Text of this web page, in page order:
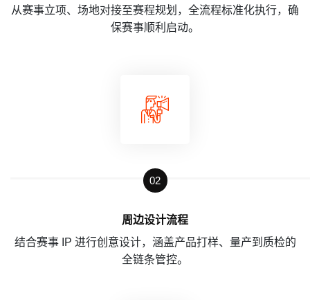
从赛事立项、场地对接至赛程规划，全流程标准化执行，确
保赛事顺利启动。
02
周边设计流程
结合赛事 IP 进行创意设计，涵盖产品打样、量产到质检的
全链条管控。